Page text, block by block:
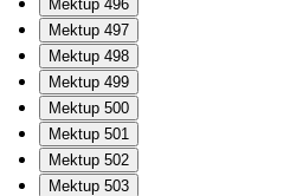
Mektup 496
Mektup 497
Mektup 498
Mektup 499
Mektup 500
Mektup 501
Mektup 502
Mektup 503